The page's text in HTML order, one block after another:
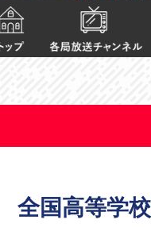
全国高等学